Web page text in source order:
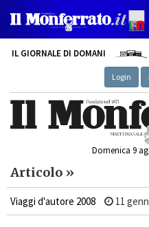
IL GIORNALE DI DOMANI
Login
Domenica 9
Articolo »
Viaggi d'autore 2008 11